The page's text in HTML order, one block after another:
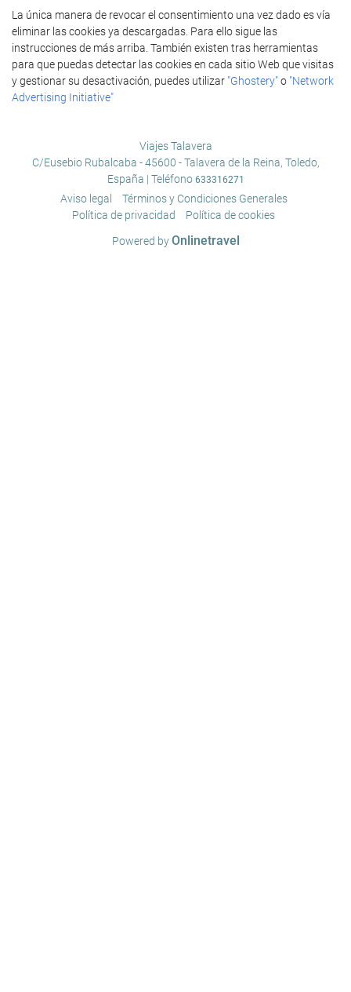
La única manera de revocar el consentimiento una vez dado es vía
eliminar las cookies ya descargadas. Para ello sigue las
instrucciones de más arriba. También existen tras herramientas
para que puedas detectar las cookies en cada sitio Web que visitas
y gestionar su desactivación, puedes utilizar "Ghostery"o "Network
Advertising Initiative"
Viajes Talavera
C/Eusebio Rubalcaba - 45600 - Talavera de la Reina, Toledo,
España | Teléfono 633316271
Aviso legal
Términos y Condiciones Generales
Política de privacidad
Política de cookies
Powered byOnlinetravel